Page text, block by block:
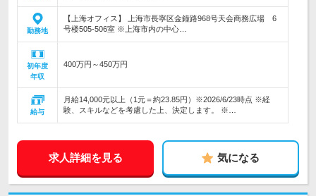
勤務地
【上海オフィス】 上海市長寧区金鐘路968号天会商務広場 6
号楼505-506室 ※上海市内の中心…
初年度
年収
400万円～450万円
給与
月給14,000元以上（1元＝約23.85円）※2026/6/23時点 ※経
験、スキルなどを考慮した上、決定します。 ※…
求人詳細を見る 気になる